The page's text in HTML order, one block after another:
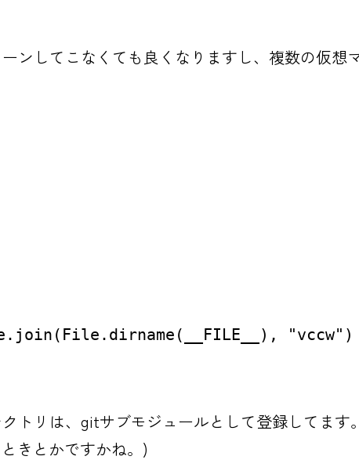
ンしてこなくても良くなりますし、複数の仮想
= File.join(File.dirname(__FILE__), "vccw")
トリは、gitサブモジュールとして登録してま
きとかですかね。)